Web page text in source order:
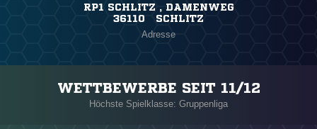
RP1 SCHLITZ , DAMENWEG
36110 SCHLITZ
Adresse
WETTBEWERBE SEIT 11/12
Höchste Spielklasse: Gruppenliga